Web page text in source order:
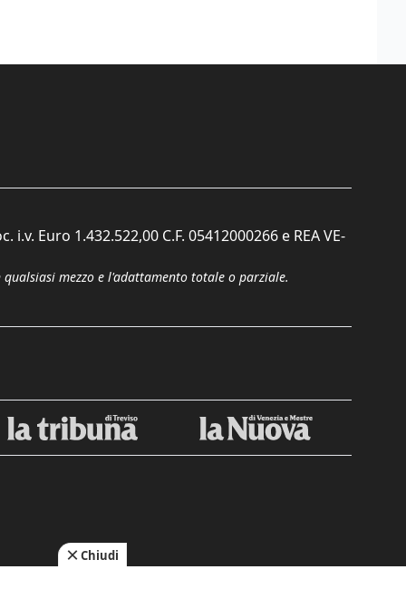
Euro 1.432.522,00 C.F. 05412000266 e REA VE-
mezzo e l'adattamento totale o parziale.
Chiudi